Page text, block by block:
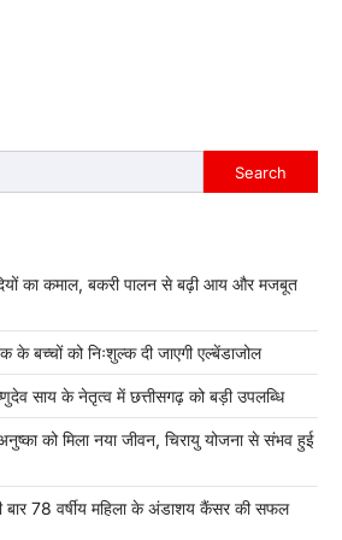
Search
का कमाल, बकरी पालन से बढ़ी आय और मजबूत
के बच्चों को निःशुल्क दी जाएगी एल्बेंडाजोल
साय के नेतृत्व में छत्तीसगढ़ को बड़ी उपलब्धि
को मिला नया जीवन, चिरायु योजना से संभव हुई
बार 78 वर्षीय महिला के अंडाशय कैंसर की सफल